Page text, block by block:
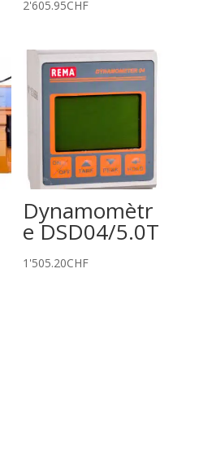
2'605.95CHF
Dynamomètr
e DSD04/5.0T
1'505.20CHF